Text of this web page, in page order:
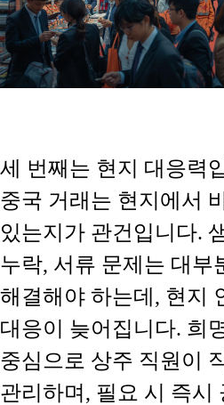
세 번째는 현지 대응력
중국 거래는 현지에서
있는지가 관건입니다.
누락, 서류 문제는 대부
해결해야 하는데, 현지
대응이 늦어집니다. 희
중심으로 상주 직원이
관리하며, 필요 시 즉시